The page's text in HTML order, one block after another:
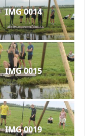
IMG 0014
IMG 0015
IMG 0019